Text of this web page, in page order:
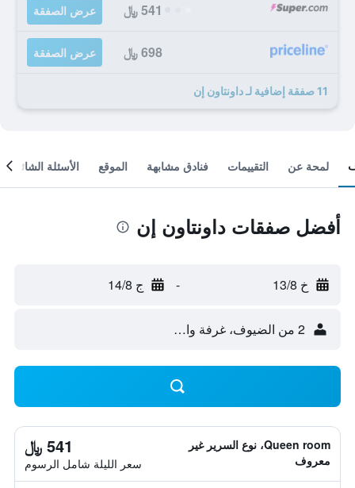
541 ﷼ عرض الصفقة
698 ﷼ عرض الصفقة
11 صفقة إضافية لـ داونتاون إن
لمحة عن التقييمات فنادق مشابهة الموقع الأسئلة الشائعة
أفضل صفقات داونتاون إن
خ 13/8 - ج 14/8
2 من الضيوف، غرفة واحدة
Queen room، نوع السرير غير
معروف
541 ﷼
سعر الليلة شامل الرسوم